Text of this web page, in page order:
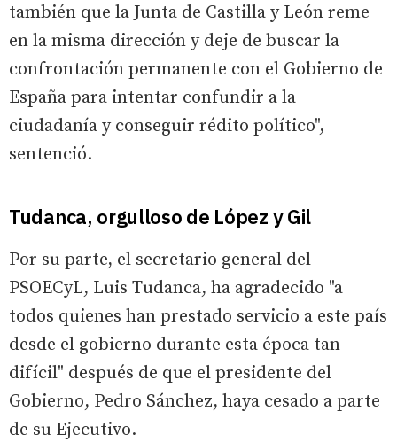
también que la Junta de Castilla y León reme
en la misma dirección y deje de buscar la
confrontación permanente con el Gobierno de
España para intentar confundir a la
ciudadanía y conseguir rédito político",
sentenció.
Tudanca, orgulloso de López y Gil
Por su parte, el secretario general del
PSOECyL, Luis Tudanca, ha agradecido "a
todos quienes han prestado servicio a este país
desde el gobierno durante esta época tan
difícil" después de que el presidente del
Gobierno, Pedro Sánchez, haya cesado a parte
de su Ejecutivo.